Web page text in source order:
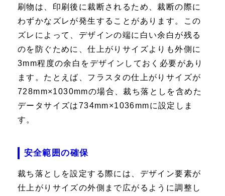
刷物は、印刷後に裁断されるため、裁断の際に
わずかなズレが発生することがあります。この
ズレによって、デザインの端に白い余白が残る
のを防ぐために、仕上がりサイズよりも外側に
3mm程度の余白をデザインしておく必要があり
ます。たとえば、フラスタの仕上がりサイズが
728mm×1030mmの場合、裁ち落としを含めた
データサイズは734mm×1036mmに設定しま
す。
安全範囲の確保
裁ち落としを設定する際には、デザイン要素が
仕上がりサイズの外側まで広がるように調整し